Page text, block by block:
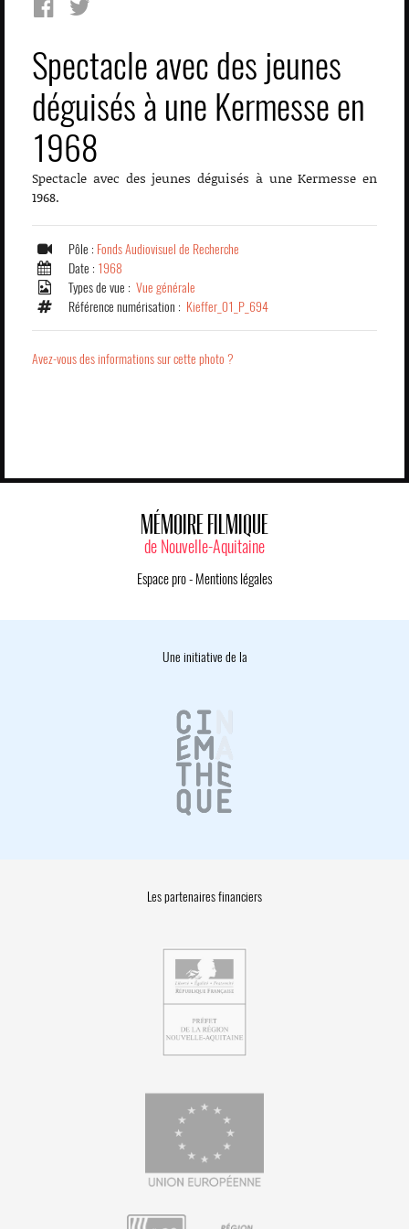
Spectacle avec des jeunes
déguisés à une Kermesse en
1968
Spectacle avec des jeunes déguisés à une Kermesse en
1968.
Pôle : Fonds Audiovisuel de Recherche
Date : 1968
Types de vue : Vue générale
Référence numérisation : Kieffer_01_P_694
Avez-vous des informations sur cette photo ?
MÉMOIRE FILMIQUE
de Nouvelle-Aquitaine
Espace pro- Mentions légales
Une initiative de la
Les partenaires financiers